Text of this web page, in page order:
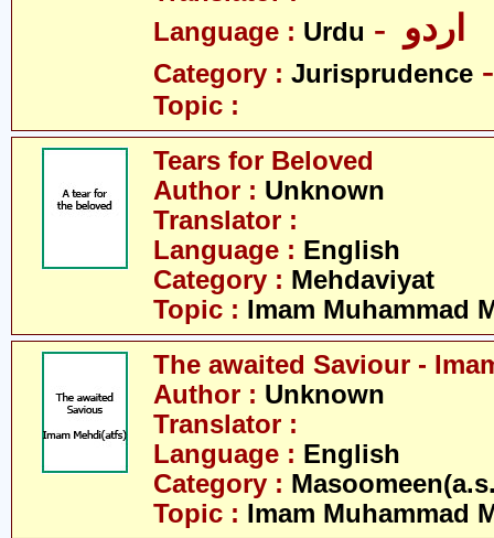
Language : Urdu
Category : Jurisprudence
Topic :
Tears for Beloved
Author : Unknown
Translator :
Language : English
Category : Mehdaviyat
Topic : Imam Muhammad
The awaited Saviour -
Author : Unknown
Translator :
Language : English
Category :
Topic : Imam Muhammad